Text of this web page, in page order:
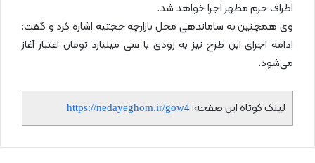
اطراف حرم مطهر اجرا خواهد شد.
وی همچنین به ساماندهی محل بازارچه حجتیه اشاره کرد و گفت:
ادامه اجرای این طرح نیز به زودی با سی میلیارد تومان اعتبار آغاز
می‌شود.
لینک کوتاه این صفحه: https://nedayeghom.ir/gow4